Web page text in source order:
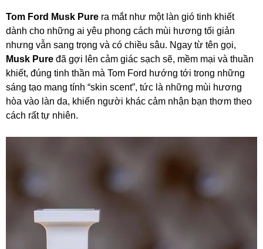
Tom Ford Musk Pure ra mắt như một làn gió tinh khiết
dành cho những ai yêu phong cách mùi hương tối giản
nhưng vẫn sang trọng và có chiều sâu. Ngay từ tên gọi,
Musk Pure đã gợi lên cảm giác sạch sẽ, mềm mại và thuần
khiết, đúng tinh thần mà Tom Ford hướng tới trong những
sáng tạo mang tính “skin scent”, tức là những mùi hương
hòa vào làn da, khiến người khác cảm nhận bạn thơm theo
cách rất tự nhiên.